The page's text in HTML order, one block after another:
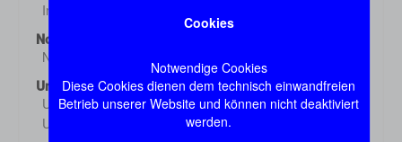
Cookies
Notwendige Cookies
Diese Cookies dienen dem technisch einwandfreien
Betrieb unserer Website und können nicht deaktiviert
werden.
Infektiologie 2
Notfall
Notfall
Untersuchung
Untersuchung 1
Demo
Untersuchung 2